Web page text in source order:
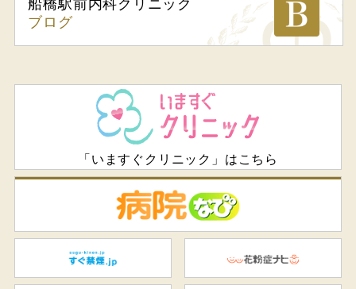
船橋駅前内科クリニック
ブログ
「いますぐクリニック」はこちら
すぐ禁煙.jp